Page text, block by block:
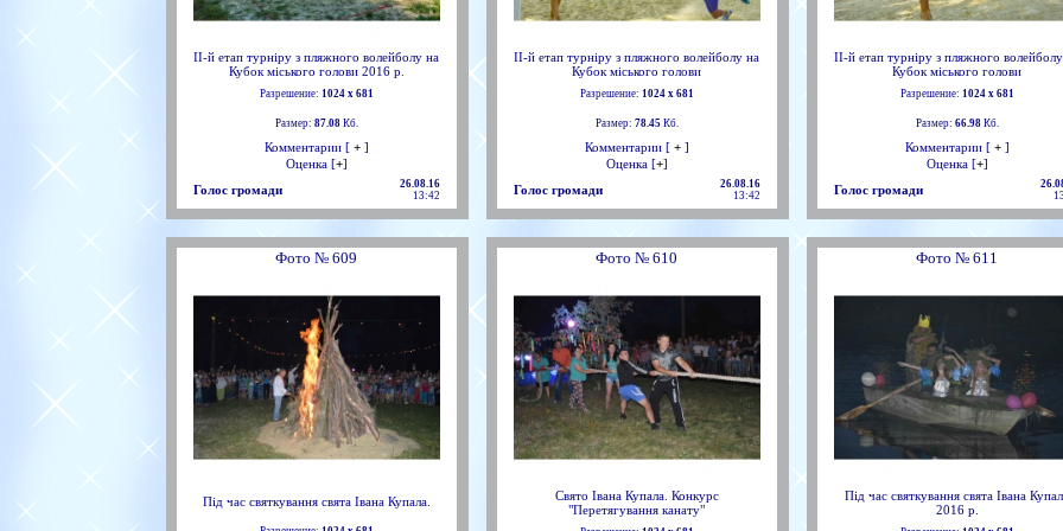
ІІ-й етап турніру з пляжного волейболу на
Кубок міського голови 2016 р.
Разрешение: 1024 х 681
Размер: 87.08Кб.
Комментарии [ +]
Оценка [+]
Голос громади
26.08.16
13:42
ІІ-й етап турніру з пляжного волейболу на
Кубок міського голови
Разрешение: 1024 х 681
Размер: 78.45Кб.
Комментарии [ +]
Оценка [+]
Голос громади
26.08.16
13:42
ІІ-й етап турніру з пляжного
Кубок міського голови
Разрешение: 1024 х 681
Размер: 66.98Кб.
Комментарии [ +]
Оценка [+]
Голос громади
Фото № 609
Під час святкування свята Івана Купала.
Фото № 610
Свято Івана Купала. Конкурс
"Перетягування канату"
Фото № 611
Під час святкування свята Івана
2016 р.